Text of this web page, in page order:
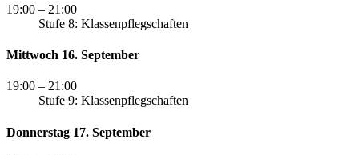
19:00 – 21:00
Stufe 8: Klassenpflegschaften
Mittwoch 16. September
19:00 – 21:00
Stufe 9: Klassenpflegschaften
Donnerstag 17. September